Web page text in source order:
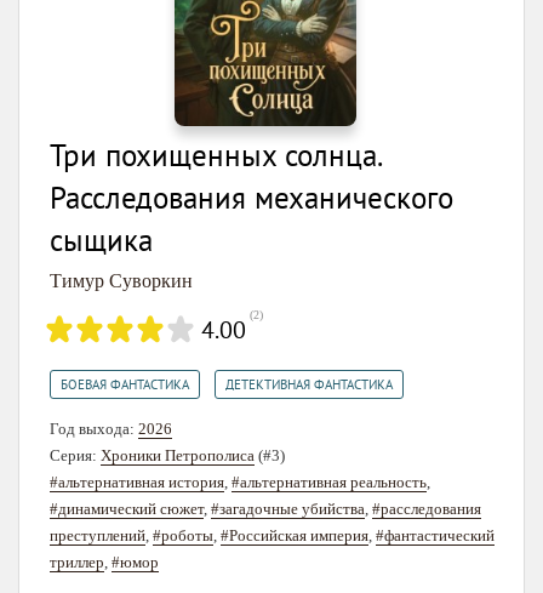
Три похищенных солнца.
Расследования механического
сыщика
Тимур Суворкин
4.00 (2)
БОЕВАЯ ФАНТАСТИКА ДЕТЕКТИВНАЯ ФАНТАСТИКА
Год выхода: 2026
Серия: Хроники Петрополиса (#3)
#альтернативная история, #альтернативная реальность,
#динамический сюжет, #загадочные убийства, #расследования
преступлений, #роботы, #Российская империя, #фантастический
триллер, #юмор